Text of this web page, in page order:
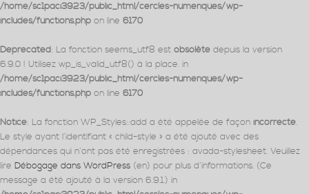
/home/sc1paci3923/public_html/cercles-numeriques/wp-
includes/functions.php on line 6170
Deprecated: La fonction seems_utf8 est obsolète depuis la version
6.9.0 ! Utilisez wp_is_valid_utf8() à la place. in
/home/sc1paci3923/public_html/cercles-numeriques/wp-
includes/functions.php on line 6170
Notice: La fonction WP_Styles::add a été appelée de façon incorrecte.
Le style ayant l’identifiant « child-style » a été ajouté avec des
dépendances qui n’ont pas été enregistrées : avada-stylesheet. Veuillez
lire Débogage dans WordPress (en) pour plus d’informations. (Ce
message a été ajouté à la version 6.9.1.) in